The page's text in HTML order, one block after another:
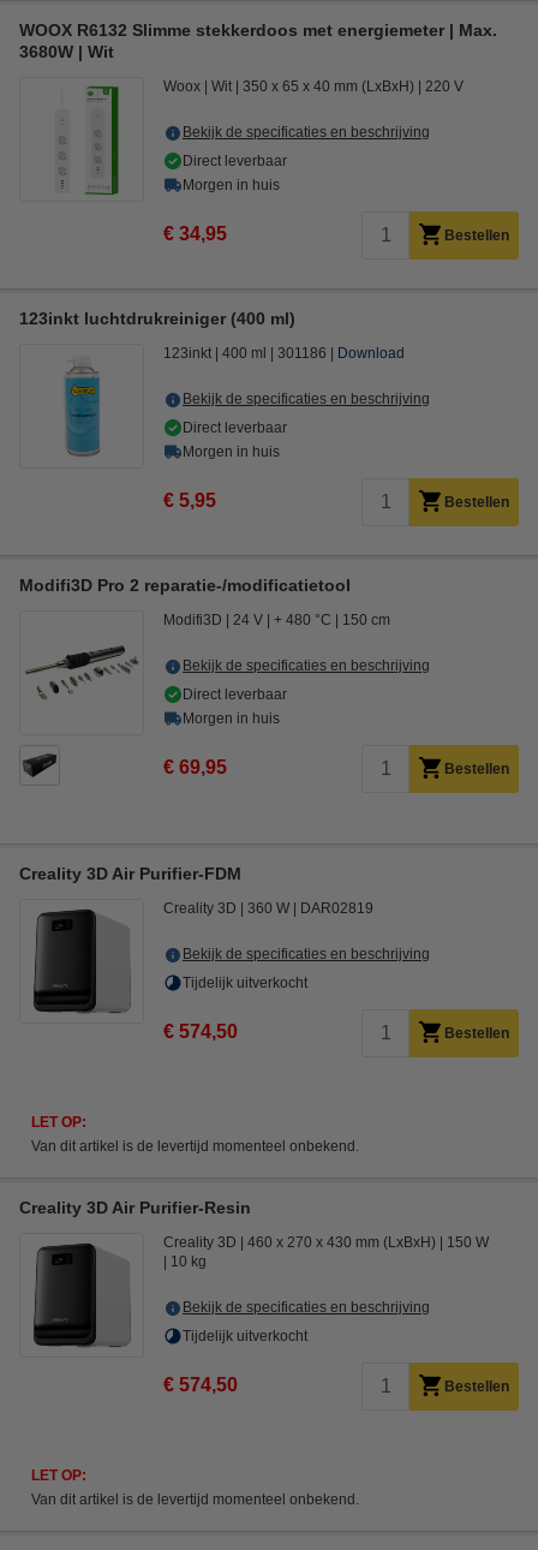
WOOX R6132 Slimme stekkerdoos met energiemeter | Max.
3680W | Wit
Woox Wit 350 x 65 x 40 mm (LxBxH) 220 V
Bekijk de specificaties en beschrijving
Direct leverbaar
Morgen in huis
€ 34,95 Bestellen
123inkt luchtdrukreiniger (400 ml)
123inkt 400 ml 301186 Download
Bekijk de specificaties en beschrijving
Direct leverbaar
Morgen in huis
€ 5,95 Bestellen
Modifi3D Pro 2 reparatie-/modificatietool
Modifi3D 24 V + 480 °C 150 cm
Bekijk de specificaties en beschrijving
Direct leverbaar
Morgen in huis
€ 69,95 Bestellen
Creality 3D Air Purifier-FDM
Creality 3D 360 W DAR02819
Bekijk de specificaties en beschrijving
Tijdelijk uitverkocht
€ 574,50 Bestellen
LET OP:
Van dit artikel is de levertijd momenteel onbekend.
Creality 3D Air Purifier-Resin
Creality 3D 460 x 270 x 430 mm (LxBxH)
150 W
10 kg
Bekijk de specificaties en beschrijving
Tijdelijk uitverkocht
€ 574,50 Bestellen
LET OP:
Van dit artikel is de levertijd momenteel onbekend.